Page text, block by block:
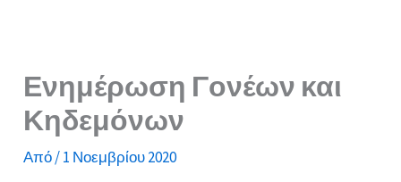
Ενημέρωση Γονέων και
Κηδεμόνων
Από/1 Νοεμβρίου 2020